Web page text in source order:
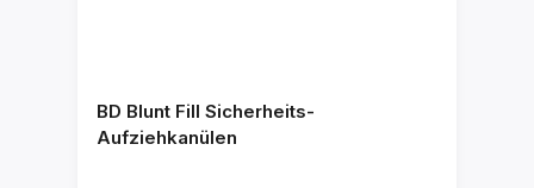
BD Blunt Fill Sicherheits-
Aufziehkanülen